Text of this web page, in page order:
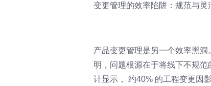
变更管理的效率陷阱：规范与灵
产品变更管理是另一个效率黑
明，问题根源在于将线下不规
计显示， 约40% 的工程变更因